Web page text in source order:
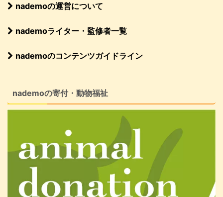
nademoの運営について
nademoライター・監修者一覧
nademoのコンテンツガイドライン
nademoの寄付・動物福祉